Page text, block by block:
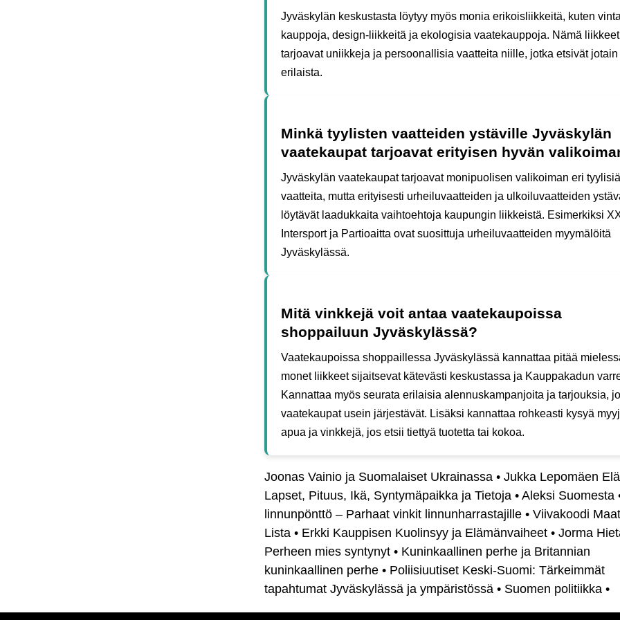
Jyväskylän keskustasta löytyy myös monia erikoisliikkeitä, kuten
kauppoja, design-liikkeitä ja ekologisia vaatekauppoja. Nämä liikkeet
tarjoavat uniikkeja ja persoonallisia vaatteita niille, jotka etsivät jotain
erilaista.
Minkä tyylisten vaatteiden ystäville Jyväskylän
vaatekaupat tarjoavat erityisen hyvän
Jyväskylän vaatekaupat tarjoavat monipuolisen valikoiman eri tyylisiä
vaatteita, mutta erityisesti urheiluvaatteiden ja ulkoiluvaatteiden
löytävät laadukkaita vaihtoehtoja kaupungin liikkeistä. Esimerkiksi
Intersport ja Partioaitta ovat suosittuja urheiluvaatteiden myymälöitä
Jyväskylässä.
Mitä vinkkejä voit antaa vaatekaupoissa
shoppailuun Jyväskylässä?
Vaatekaupoissa shoppaillessa Jyväskylässä kannattaa pitää
monet liikkeet sijaitsevat kätevästi keskustassa ja Kauppakadun
Kannattaa myös seurata erilaisia alennuskampanjoita ja tarjouksia,
vaatekaupat usein järjestävät. Lisäksi kannattaa rohkeasti kysyä
apua ja vinkkejä, jos etsii tiettyä tuotetta tai kokoa.
Joonas Vainio ja Suomalaiset Ukrainassa • Jukka Lepomäen
Lapset, Pituus, Ikä, Syntymäpaikka ja Tietoja • Aleksi Suomesta
linnunpönttö – Parhaat vinkit linnunharrastajille • Viivakoodi
Lista • Erkki Kauppisen Kuolinsyy ja Elämänvaiheet • Jorma
Perheen mies syntynyt • Kuninkaallinen perhe ja Britannian
kuninkaallinen perhe • Poliisiuutiset Keski-Suomi: Tärkeimmät
tapahtumat Jyväskylässä ja ympäristössä • Suomen politiikka •